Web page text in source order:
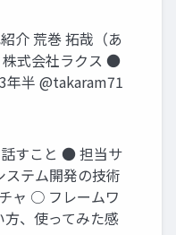
介 荒巻 拓哉（あ
式会社ラクス ●
半 @takaram71
すこと ● 担当サ
テム開発の技術
ャ ○ フレームワ
、使ってみた感